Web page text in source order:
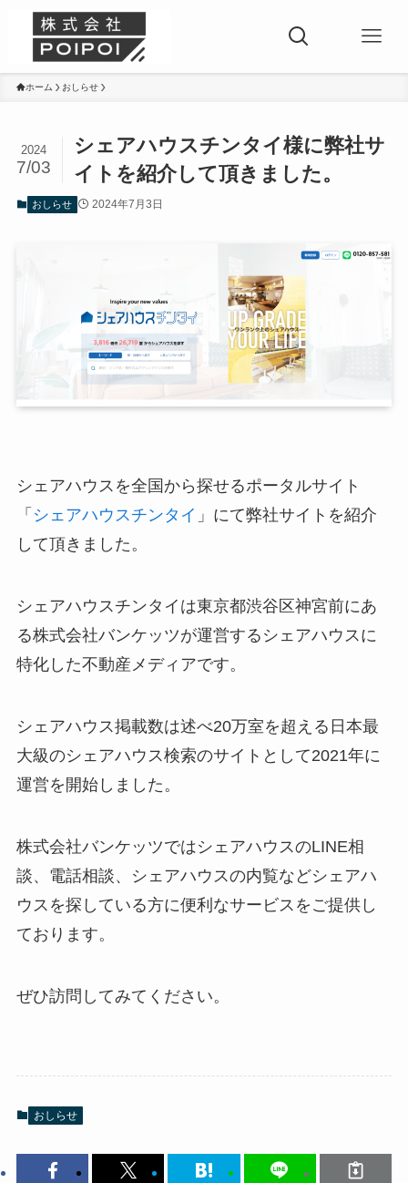
ホーム おしらせ
シェアハウスチンタイ様に弊社サ
イトを紹介して頂きました。
2024
7/03
おしらせ 2024年7月3日
シェアハウスを全国から探せるポータルサイト
「 シェアハウスチンタイ 」にて弊社サイトを紹介
して頂きました。
シェアハウスチンタイは東京都渋谷区神宮前にあ
る株式会社バンケッツが運営するシェアハウスに
特化した不動産メディアです。
シェアハウス掲載数は述べ20万室を超える日本最
大級のシェアハウス検索のサイトとして2021年に
運営を開始しました。
株式会社バンケッツではシェアハウスのLINE相
談、電話相談、シェアハウスの内覧などシェアハ
ウスを探している方に便利なサービスをご提供し
ております。
ぜひ訪問してみてください。
おしらせ